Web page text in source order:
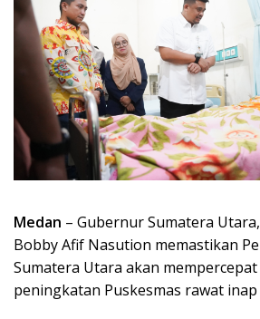
Medan – Gubernur Sumatera
Bobby Afif Nasution memastikan
Sumatera Utara akan
peningkatan Puskesmas rawat